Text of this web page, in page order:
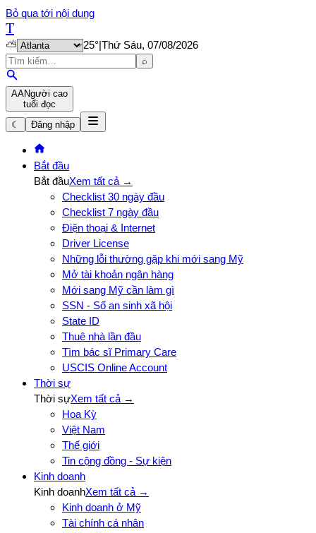
Bỏ qua tới nội dung
T
⛅ 25°|Thứ Sáu, 07/08/2026
⌕
AANgười cao
tuổi đọc
☾
Đăng nhập
Bắt đầu
Bắt đầuXem tất cả →
Checklist 30 ngày đầu
Checklist 7 ngày đầu
Điện thoại & Internet
Driver License
Những lỗi thường gặp khi mới sang Mỹ
Mở tài khoản ngân hàng
Mới sang Mỹ cần làm gì
SSN - Số an sinh xã hội
State ID
Thuê nhà lần đầu
Tìm bác sĩ Primary Care
USCIS Online Account
Thời sự
Thời sựXem tất cả →
Hoa Kỳ
Việt Nam
Thế giới
Tin cộng đồng - Sự kiện
Kinh doanh
Kinh doanhXem tất cả →
Kinh doanh ở Mỹ
Tài chính cá nhân